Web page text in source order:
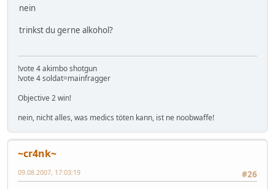
nein
trinkst du gerne alkohol?
!vote 4 akimbo shotgun
!vote 4 soldat=mainfragger
Objective 2 win!
nein, nicht alles, was medics töten kann, ist ne noobwaffe!
~cr4nk~
#26
09.08.2007, 17:03:19